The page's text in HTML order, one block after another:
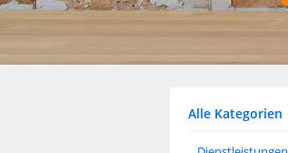
Alle Kategorien